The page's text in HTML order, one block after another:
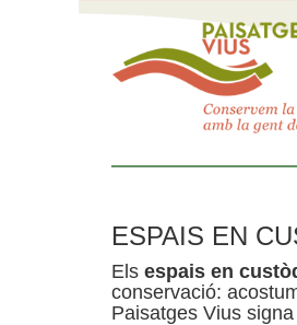
ESPAIS EN
Els espais en
conservació:
Paisatges Vius